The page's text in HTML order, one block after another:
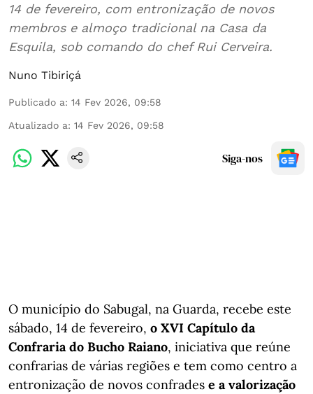
14 de fevereiro, com entronização de novos
membros e almoço tradicional na Casa da
Esquila, sob comando do chef Rui Cerveira.
Nuno Tibiriçá
Publicado a: 14 Fev 2026, 09:58
Atualizado a: 14 Fev 2026, 09:58
Siga-nos
O município do Sabugal, na Guarda, recebe este
sábado, 14 de fevereiro, o XVI Capítulo da
Confraria do Bucho Raiano, iniciativa que reúne
confrarias de várias regiões e tem como centro a
entronização de novos confrades e a valorização